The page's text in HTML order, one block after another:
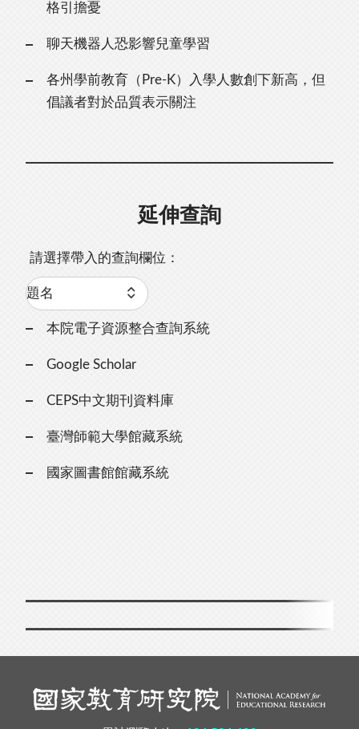
格引擔憂
聊天機器人恐影響兒童學習
各州學前教育（Pre-K）入學人數創下新高，但
倡議者對於品質表示關注
延伸查詢
請選擇帶入的查詢欄位：
本院電子資源整合查詢系統
Google Scholar
CEPS中文期刊資料庫
臺灣師範大學館藏系統
國家圖書館館藏系統